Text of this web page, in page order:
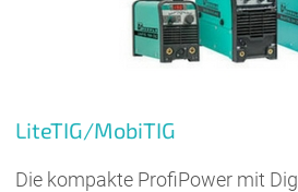
LiteTIG/MobiTIG
Die kompakte ProfiPower mit